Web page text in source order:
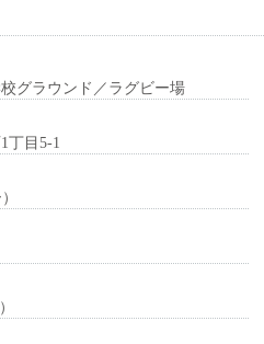
グラウンド／ラグビー場
丁目5-1